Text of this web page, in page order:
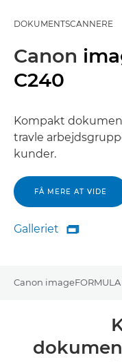
DOKUMENTSCANNERE
Canon
C240
Kompakt
travle
kunder.
FÅ MERE AT VIDE
Galleriet
Galleriet

Canon imageFORMULA
Specifikationer